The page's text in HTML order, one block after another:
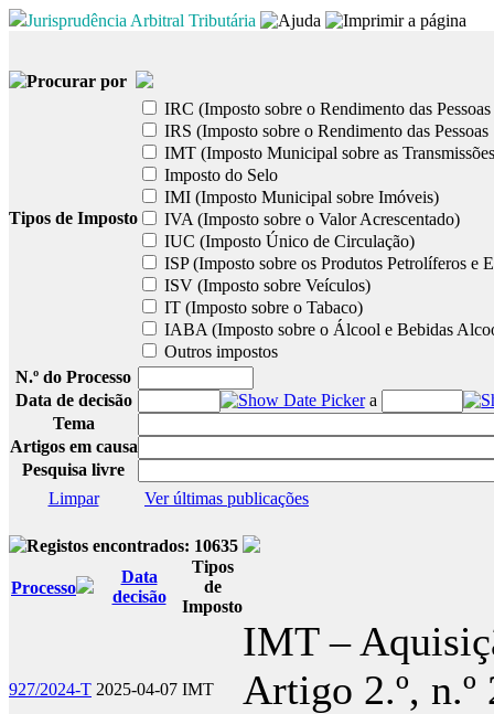
Jurisprudência Arbitral Tributária
Procurar por
IRC (Imposto sobre o Rendimento das
IRS (Imposto sobre o Rendimento das Pessoas
IMT (Imposto Municipal sobre as
Imposto do Selo
IMI (Imposto Municipal sobre Imóveis)
Tipos de Imposto
IVA (Imposto sobre o Valor Acrescentado)
IUC (Imposto Único de Circulação)
ISP (Imposto sobre os Produtos Petrolíferos e
ISV (Imposto sobre Veículos)
IT (Imposto sobre o Tabaco)
IABA (Imposto sobre o Álcool e Bebidas
Outros impostos
N.º do Processo
Data de decisão
a
Tema
Artigos em causa
Pesquisa livre
Limpar
Ver últimas publicações
Registos encontrados: 10635
Processo
Data
decisão
Tipos
de
Imposto
927/2024-T 2025-04-07 IMT
IMT –
Artigo 2.º,